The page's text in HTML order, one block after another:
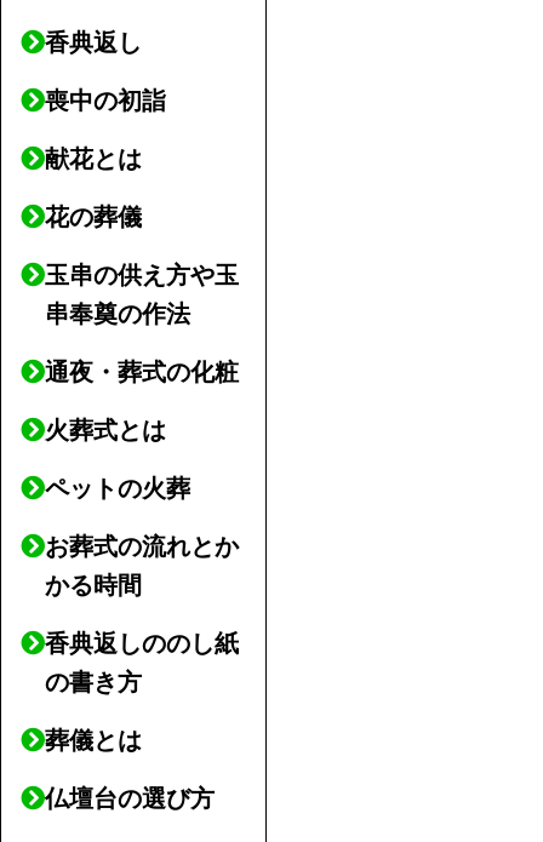
香典返し
喪中の初詣
献花とは
花の葬儀
玉串の供え方や玉
串奉奠の作法
通夜・葬式の化粧
火葬式とは
ペットの火葬
お葬式の流れとか
かる時間
香典返しののし紙
の書き方
葬儀とは
仏壇台の選び方